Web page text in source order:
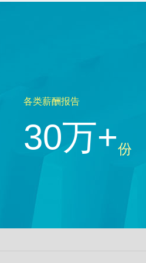
各类薪酬报告
30万+份